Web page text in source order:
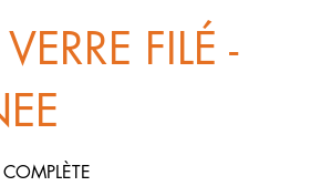
FILÉ -